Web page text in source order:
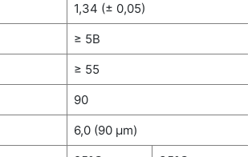
1,34 (± 0,05)
≥ 5B
≥ 55
90
6,0 (90 µm)